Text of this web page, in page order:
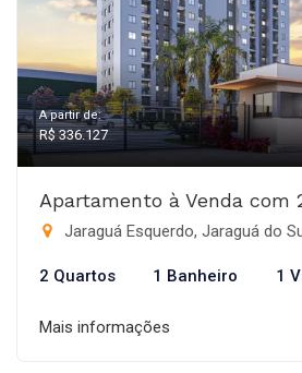
A partir de:
R$ 336.127
Apartamento à Venda com
Jaraguá Esquerdo, Jaraguá do
2 Quartos 1 Banheiro 1
Mais informações